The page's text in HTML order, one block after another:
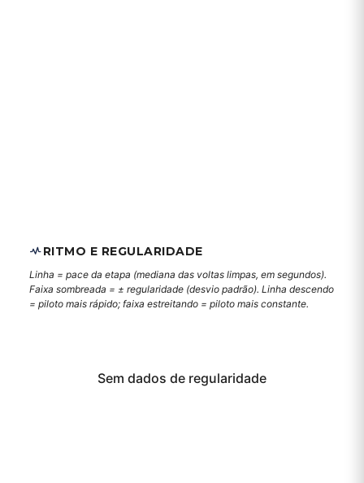
RITMO E REGULARIDADE
Linha = pace da etapa (mediana das voltas limpas, em segundos).
Faixa sombreada = ± regularidade (desvio padrão). Linha descendo
= piloto mais rápido; faixa estreitando = piloto mais constante.
Sem dados de regularidade